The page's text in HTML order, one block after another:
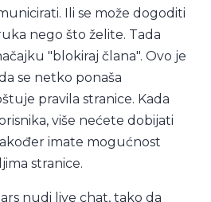
Ili se može dogoditi
nego što želite. Tada
"blokiraj člana". Ovo je
se netko ponaša
pravila stranice. Kada
više nećete dobijati
imate mogućnost
stranice.
nudi live chat, tako da